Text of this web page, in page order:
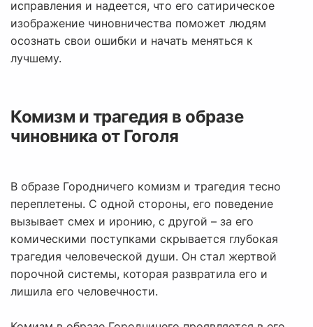
исправления и надеется, что его сатирическое
изображение чиновничества поможет людям
осознать свои ошибки и начать меняться к
лучшему.
Комизм и трагедия в образе
чиновника от Гоголя
В образе Городничего комизм и трагедия тесно
переплетены. С одной стороны, его поведение
вызывает смех и иронию, с другой – за его
комическими поступками скрывается глубокая
трагедия человеческой души. Он стал жертвой
порочной системы, которая развратила его и
лишила его человечности.